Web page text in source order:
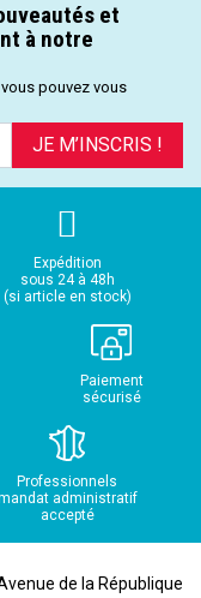
et
à notre
pouvez vous
JE M’INSCRIS !
Expédition
sous 24 à 48h
(si article en stock)
Paiement
sécurisé
Professionnels
administratif
accepté
de la République